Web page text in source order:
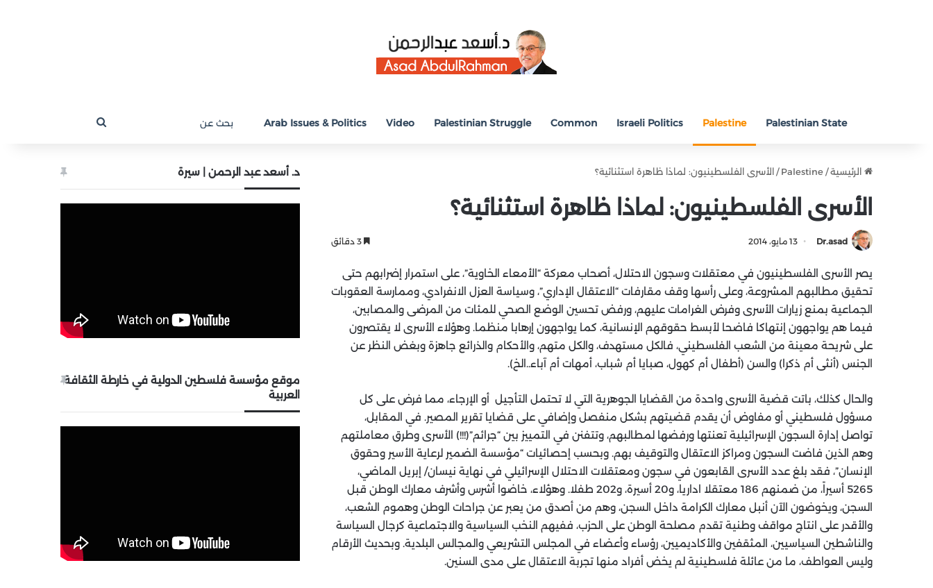
Palestinian State
Palestine
Israeli Politics
Common
Palestinian Struggle
Video
Arab Issues & Politics
الرئيسية/
Palestine
/ الأسرى الفلسطينيون: لماذا ظاهرة استثنائية؟
الأسرى الفلسطينيون: لماذا ظاهرة استثنائية؟
Dr.asad 13 مايو، 2014
يصر الأسرى الفلسطينيون في معتقلات وسجون الاحتلال، أصحاب معركة “الأمعاء الخاوية”، على استمرار إضرابهم حتى
تحقيق مطالبهم المشروعة، وعلى رأسها وقف مقارفات “الاعتقال الإداري”، وسياسة العزل الانفرادي، وممارسة العقوبات
الجماعية بمنع زيارات الأسرى وفرض الغرامات عليهم، ورفض تحسين الوضع الصحي للمئات من المرضى والمصابين،
فيما هم يواجهون إنتهاكا فاضحا لأبسط حقوقهم الإنسانية، كما يواجهون إرهابا منظما. وهؤلاء الأسرى لا يقتصرون
على شريحة معينة من الشعب الفلسطيني، فالكل مستهدف، والكل متهم، والأحكام والذرائع جاهزة وبغض النظر عن
الجنس (أنثى أم ذكرا) والسن (أطفال أم كهول، صبايا أم شباب، أمهات أم آباء..الخ).
والحال كذلك، باتت قضية الأسرى واحدة من القضايا الجوهرية التي لا تحتمل التأجيل أو الإرجاء، مما فرض على كل
مسؤول فلسطيني أو مفاوض أن يقدم قضيتهم بشكل منفصل وإضافي على قضايا تقرير المصير. في المقابل،
تواصل إدارة السجون الإسرائيلية تعنتها ورفضها لمطالبهم، وتتفنن في التمييز بين “جرائم”(!!!) الأسرى وطرق معاملتهم
وهم الذين فاضت السجون ومراكز الاعتقال والتوقيف بهم. وبحسب إحصائيات “مؤسسة الضمير لرعاية الأسير وحقوق
الإنسان”، فقد بلغ عدد الأسرى القابعون في سجون ومعتقلات الاحتلال الإسرائيلي في نهاية نيسان/ إبريل الماضي،
5265 أسيراً، من ضمنهم 186 معتقلا اداريا، و20 أسيرة، و202 طفلا. وهؤلاء، خاضوا أشرس وأشرف معارك الوطن قبل
السجن، ويخوضون الآن أنبل معارك الكرامة داخل السجن، وهم من أصدق من يعبر عن جراحات الوطن وهموم الشعب،
والأقدر على انتاج مواقف وطنية تقدم مصلحة الوطن على الحزب، ففيهم النخب السياسية والاجتماعية كرجال السياسة
والناشطين السياسيين، المثقفين والأكاديميين، رؤساء وأعضاء في المجلس التشريعي والمجالس البلدية. وبحديث الأرقام
وليس العواطف، ما من عائلة فلسطينية لم يخض أفراد منها تجربة الاعتقال على مدى السنين.
د. أسعد عبد الرحمن | سيرة
موقع مؤسسة فلسطين الدولية في خارطة الثقافة
العربية